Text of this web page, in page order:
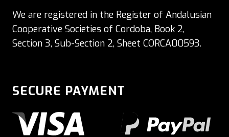
We are registered in the Register of Andalusian
Cooperative Societies of Cordoba, Book 2,
Section 3, Sub-Section 2, Sheet CORCA00593.
SECURE PAYMENT